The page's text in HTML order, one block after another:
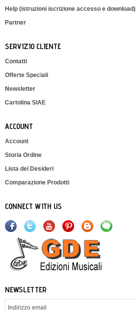
Help (istruzioni iscrizione accesso e download)
Partner
SERVIZIO CLIENTE
Contatti
Offerte Speciali
Newsletter
Cartolina SIAE
ACCOUNT
Account
Storia Ordine
Lista dei Desideri
Comparazione Prodotti
CONNECT WITH US
NEWSLETTER